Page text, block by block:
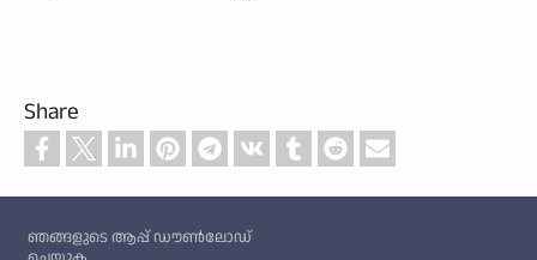
Share
ഞങ്ങളുടെ ആപ്പ് ഡൗൺലോഡ്